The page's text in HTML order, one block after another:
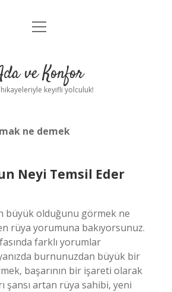
Anasayfa
Yasal Uyarı
menüyü
ve Konfor
keyifli yolculuk!
ne demek
Neyi Temsil Eder
büyük olduğunu görmek ne
rüya yorumuna bakıyorsunuz.
farklı yorumlar
burnunuzdan büyük bir
başarının bir işareti olarak
şansı artan rüya sahibi, yeni